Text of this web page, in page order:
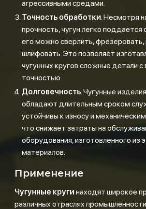
агрессивными средами.
Точность обработки. Несмотря
прочность, чугун легко
его можно сверлить, фрезеровать,
шлифовать. Это позволяет
чугунных кругов сложные детали с
точностью.
Долговечность. Чугунные
обладают длительным сроком
устойчивы к износу и
что снижает затраты на
оборудования, изготовленного из
материалов.
Применение
Чугунные круги находят широкое
различных отраслях